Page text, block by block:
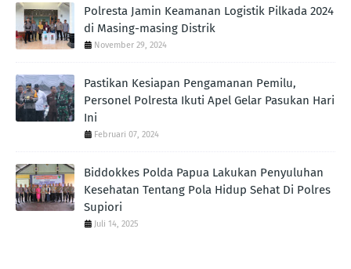
Polresta Jamin Keamanan Logistik Pilkada 2024
di Masing-masing Distrik
November 29, 2024
Pastikan Kesiapan Pengamanan Pemilu,
Personel Polresta Ikuti Apel Gelar Pasukan Hari
Ini
Februari 07, 2024
Biddokkes Polda Papua Lakukan Penyuluhan
Kesehatan Tentang Pola Hidup Sehat Di Polres
Supiori
Juli 14, 2025